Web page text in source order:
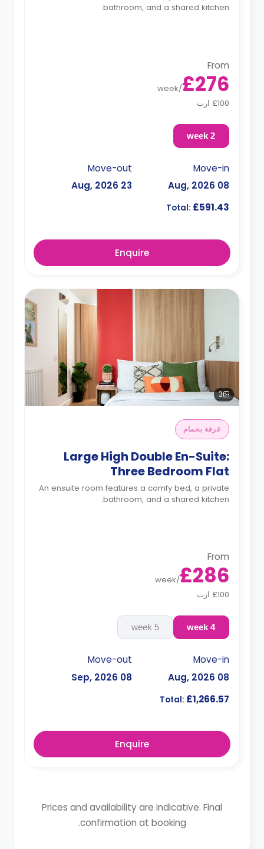
bathroom, and a shared kitchen.
From
£276
/
week
£100 ارب
2 week
Move-in
08 Aug, 2026
Move-out
23 Aug, 2026
Total: £591.43
Enquire
3
غرفة بحمام
Large High Double En-Suite:
Three Bedroom Flat
An ensuite room features a comfy bed, a private
bathroom, and a shared kitchen.
From
£286
/
week
£100 ارب
4 week
5 week
Move-in
08 Aug, 2026
Move-out
08 Sep, 2026
Total: £1,266.57
Enquire
Prices and availability are indicative. Final
confirmation at booking.